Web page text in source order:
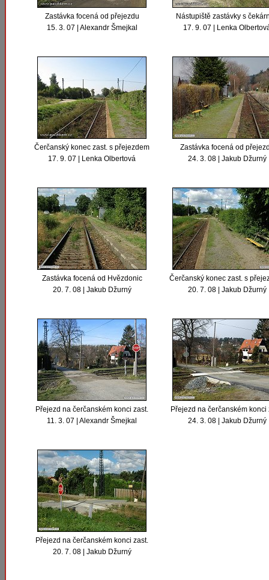
Zastávka focená od přejezdu
15. 3. 07 | Alexandr Šmejkal
Nástupiště zastávky s
17. 9. 07 | Lenka
Čerčanský konec zast. s přejezdem
17. 9. 07 | Lenka Olbertová
Zastávka focená od
24. 3. 08 | Jakub Džurný
Zastávka focená od Hvězdonic
20. 7. 08 | Jakub Džurný
Čerčanský konec zast. s
20. 7. 08 | Jakub Džurný
Přejezd na čerčanském konci zast.
11. 3. 07 | Alexandr Šmejkal
Přejezd na čerčanském konci
24. 3. 08 | Jakub Džurný
Přejezd na čerčanském konci zast.
20. 7. 08 | Jakub Džurný